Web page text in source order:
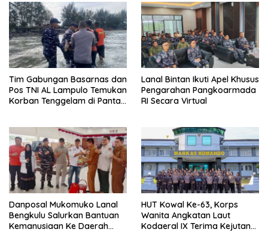
Tim Gabungan Basarnas dan
Pos TNI AL Lampulo Temukan
Korban Tenggelam di Pantai
Lanal Bintan Ikuti Apel Khusus
Pengarahan Pangkoarmada
RI Secara Virtual
Danposal Mukomuko Lanal
Bengkulu Salurkan Bantuan
Kemanusiaan Ke Daerah
HUT Kowal Ke-63, Korps
Wanita Angkatan Laut
Kodaeral IX Terima Kejutan